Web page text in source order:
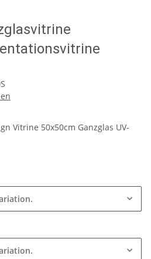
Vitrine 50x50cm Ganzglas UV-